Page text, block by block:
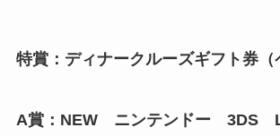
特賞：ディナークルーズギフト券（
A賞：NEW ニンテンドー 3DS